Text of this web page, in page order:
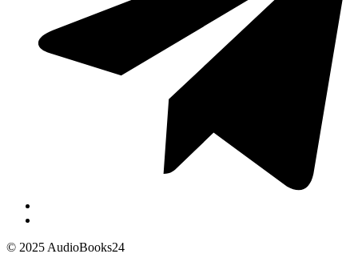
© 2025 AudioBooks24